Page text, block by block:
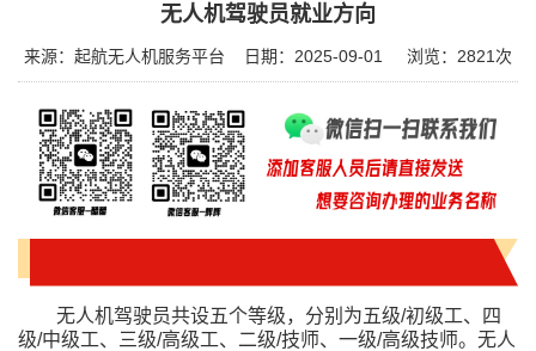
无人机驾驶员就业方向
来源：起航无人机服务平台 日期：2025-09-01 浏览： 2821次
无人机驾驶员共设五个等级，分别为五级/初级工、四
级/中级工、三级/高级工、二级/技师、一级/高级技师。无人